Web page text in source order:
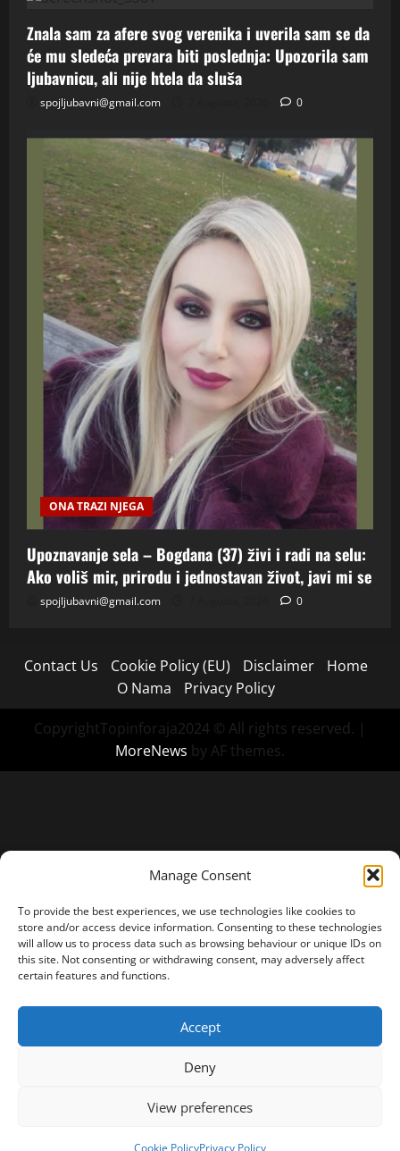
Manage Consent
To provide the best experiences, we use technologies like cookies to
store and/or access device information. Consenting to these technologies
will allow us to process data such as browsing behaviour or unique IDs on
this site. Not consenting or withdrawing consent, may adversely affect
certain features and functions.
Accept
Deny
View preferences
Cookie PolicyPrivacy Policy
Znala sam za afere svog verenika i uverila sam se da
će mu sledeća prevara biti poslednja: Upozorila sam
ljubavnicu, ali nije htela da sluša
spojljubavni@gmail.com 0
ONA TRAZI NJEGA
Upoznavanje sela – Bogdana (37) živi i radi na selu:
Ako voliš mir, prirodu i jednostavan život, javi mi se
spojljubavni@gmail.com 0
Contact Us Cookie Policy (EU) Disclaimer
Home
O Nama
Privacy Policy
CopyrightTopinforaja2024 © All rights reserved. |
MoreNews by AF themes.